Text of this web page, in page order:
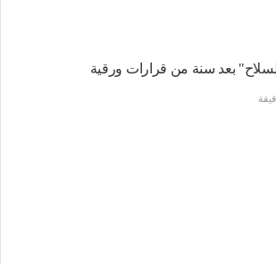
بعد سنة من قرارات ورقية